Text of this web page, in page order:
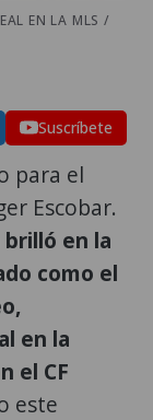
EN LA MLS /
Suscríbete
para el
Escobar.
en la
como el
en la
el CF
este